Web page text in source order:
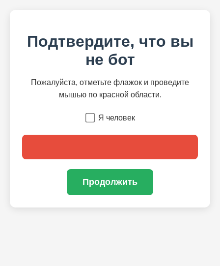
Подтвердите, что вы
не бот
Пожалуйста, отметьте флажок и проведите
мышью по красной области.
Я человек
Продолжить